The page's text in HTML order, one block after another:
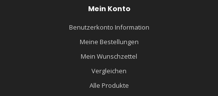
Mein Konto
Benutzerkonto Information
Meine Bestellungen
Mein Wunschzettel
Vergleichen
Alle Produkte